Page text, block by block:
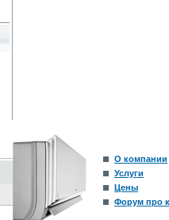
О компании
Услуги
Цены
Форум про